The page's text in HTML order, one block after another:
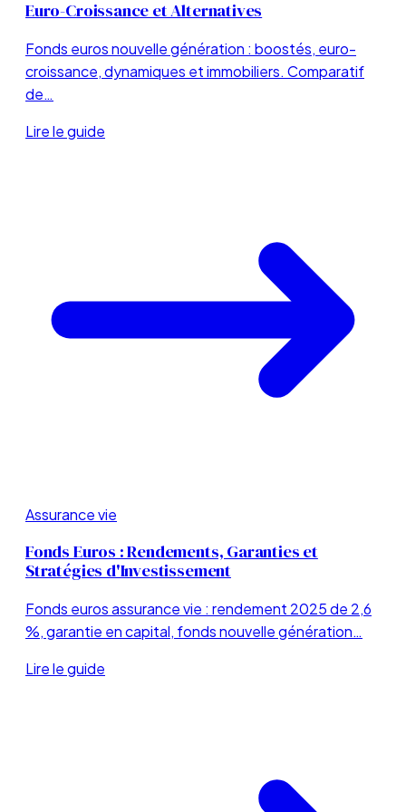
Euro-Croissance et Alternatives
Fonds euros nouvelle génération : boostés, euro-
croissance, dynamiques et immobiliers. Comparatif
de…
Lire le guide
Assurance vie
Fonds Euros : Rendements, Garanties et
Stratégies d'Investissement
Fonds euros assurance vie : rendement 2025 de 2,6
%, garantie en capital, fonds nouvelle génération…
Lire le guide